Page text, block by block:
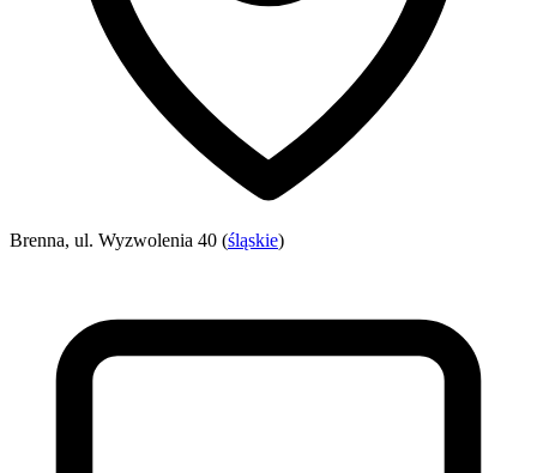
Brenna, ul. Wyzwolenia 40 (śląskie)